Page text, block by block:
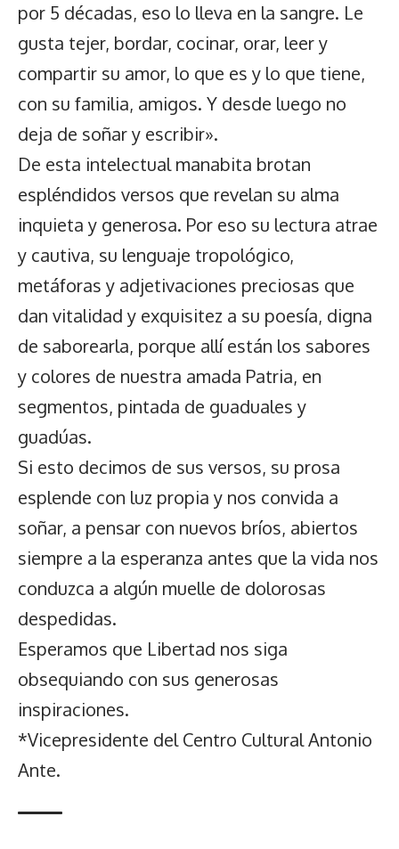
por 5 décadas, eso lo lleva en la sangre. Le
gusta tejer, bordar, cocinar, orar, leer y
compartir su amor, lo que es y lo que tiene,
con su familia, amigos. Y desde luego no
deja de soñar y escribir».
De esta intelectual manabita brotan
espléndidos versos que revelan su alma
inquieta y generosa. Por eso su lectura atrae
y cautiva, su lenguaje tropológico,
metáforas y adjetivaciones preciosas que
dan vitalidad y exquisitez a su poesía, digna
de saborearla, porque allí están los sabores
y colores de nuestra amada Patria, en
segmentos, pintada de guaduales y
guadúas.
Si esto decimos de sus versos, su prosa
esplende con luz propia y nos convida a
soñar, a pensar con nuevos bríos, abiertos
siempre a la esperanza antes que la vida nos
conduzca a algún muelle de dolorosas
despedidas.
Esperamos que Libertad nos siga
obsequiando con sus generosas
inspiraciones.
*Vicepresidente del Centro Cultural Antonio
Ante.